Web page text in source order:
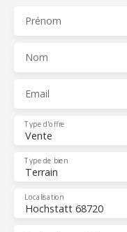
Prénom
Nom
Email
Vente
Type d'offre
Terrain
Type de bien
Hochstatt 68720
Localisation